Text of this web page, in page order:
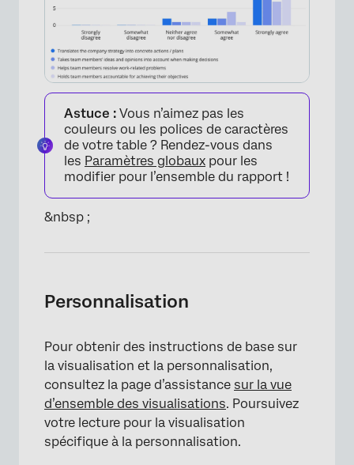
Astuce : Vous n’aimez pas les
couleurs ou les polices de caractères
de votre table ? Rendez-vous dans
les Paramètres globaux pour les
modifier pour l’ensemble du rapport !
&nbsp ;
Personnalisation
Pour obtenir des instructions de base sur
la visualisation et la personnalisation,
consultez la page d’assistance sur la vue
d’ensemble des visualisations. Poursuivez
votre lecture pour la visualisation
spécifique à la personnalisation.